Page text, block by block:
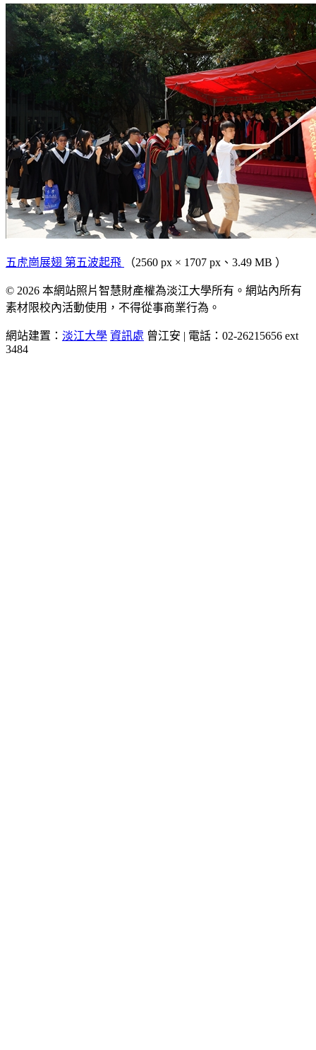
五虎崗展翅 第五波起飛 （2560 px × 1707 px、3.49 MB ）
© 2026 本網站照片智慧財產權為淡江大學所有。網站內所有
素材限校內活動使用，不得從事商業行為。
網站建置： 淡江大學 資訊處 曾江安 | 電話：02-26215656 ext
3484